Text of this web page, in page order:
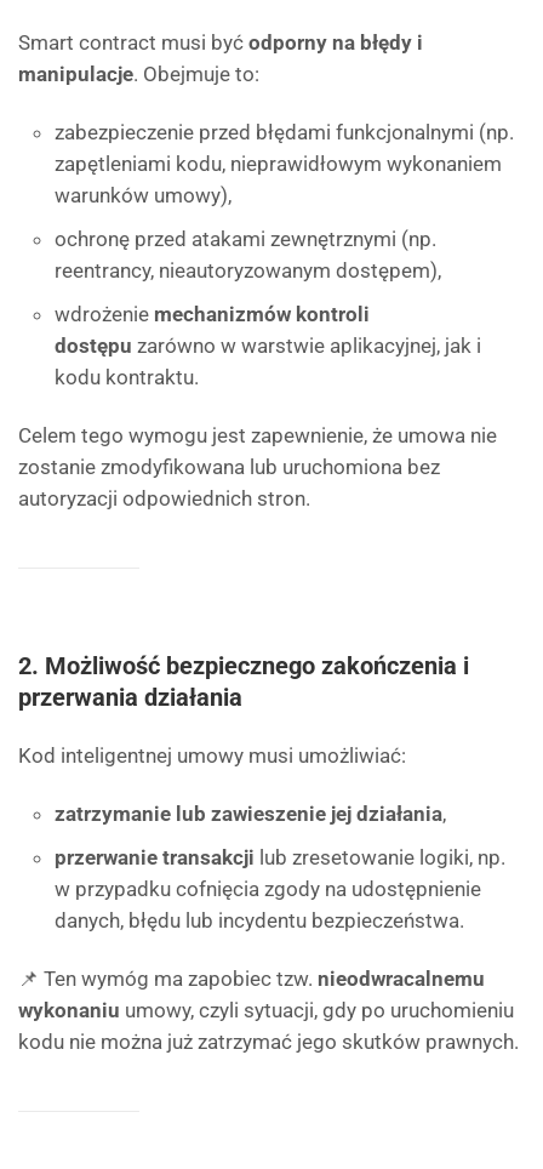
Smart contract musi być odporny na błędy i
manipulacje. Obejmuje to:
zabezpieczenie przed błędami funkcjonalnymi (np.
zapętleniami kodu, nieprawidłowym wykonaniem
warunków umowy),
ochronę przed atakami zewnętrznymi (np.
reentrancy, nieautoryzowanym dostępem),
wdrożenie mechanizmów kontroli
dostępu zarówno w warstwie aplikacyjnej, jak i
kodu kontraktu.
Celem tego wymogu jest zapewnienie, że umowa nie
zostanie zmodyfikowana lub uruchomiona bez
autoryzacji odpowiednich stron.
2. Możliwość bezpiecznego zakończenia i
przerwania działania
Kod inteligentnej umowy musi umożliwiać:
zatrzymanie lub zawieszenie jej działania,
przerwanie transakcji lub zresetowanie logiki, np.
w przypadku cofnięcia zgody na udostępnienie
danych, błędu lub incydentu bezpieczeństwa.
📌 Ten wymóg ma zapobiec tzw. nieodwracalnemu
wykonaniu umowy, czyli sytuacji, gdy po uruchomieniu
kodu nie można już zatrzymać jego skutków prawnych.